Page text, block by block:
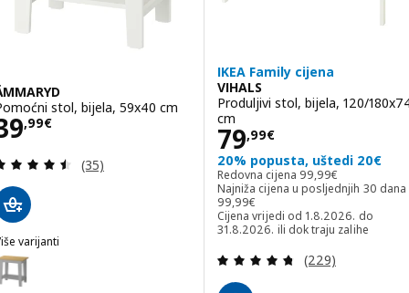
stol, bijela, 59x40 cm
,99€ 39,99€
Revizija: 4.5 od 5 zvjezdica. Ukupno recenzija:
(35)
varijanti
ÄMMARYD, Pomoćni stol, siva, 59x40 cm
IKEA Family cijena
VIHALS
Produljivi stol, bijela, 120/
cm
79,99€
Cijena 79,99€
20% popusta, uštedi 20€
Redovna cijena 99,99€
Redovna cijena
Najniža cijena u posljednjih 30 dana
99,99€
Najniža cijena u posljednjih 30
Cijena vrijedi od 1.8.2026. do
31.8.2026. ili dok traju zalihe
Revizija: 4.7
(229)